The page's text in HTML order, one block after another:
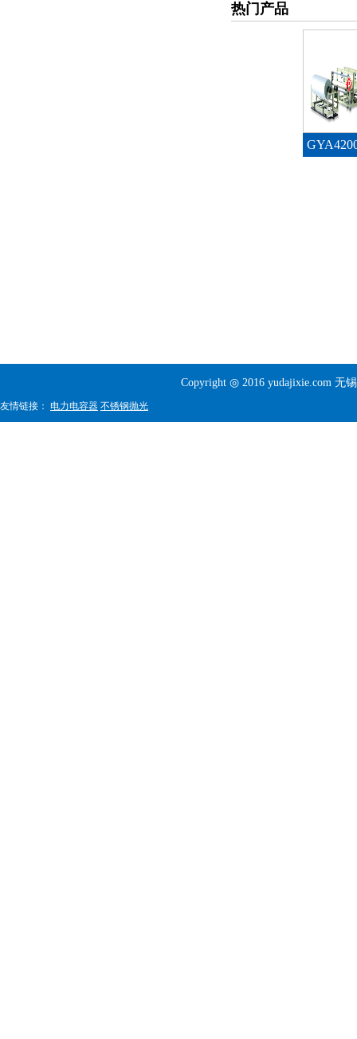
热门产品
Copyright ◎ 2016 yudajixie.com 无
友情链接： 电力电容器 不锈钢抛光